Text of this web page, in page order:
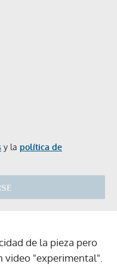
y la política de
de la pieza pero
video "experimental".